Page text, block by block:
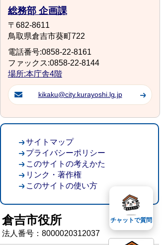
総務部 企画課
〒682-8611
鳥取県倉吉市葵町722
電話番号:0858-22-8161
ファックス:0858-22-8144
場所:本庁舎4階
kikaku@city.kurayoshi.lg.jp
サイトマップ
プライバシーポリシー
このサイトの考えかた
リンク・著作権
このサイトの使い方
倉吉市役所
法人番号：8000020312037
チャットで質問